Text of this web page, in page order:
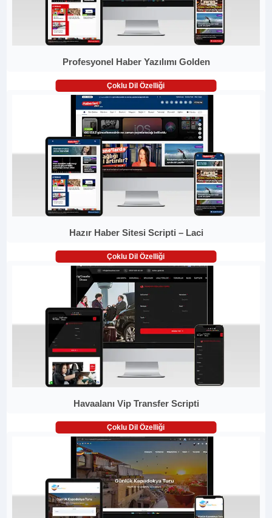
Profesyonel Haber Yazılımı Golden
Çoklu Dil Özelliği
Hazır Haber Sitesi Scripti – Laci
Çoklu Dil Özelliği
Havaalanı Vip Transfer Scripti
Çoklu Dil Özelliği